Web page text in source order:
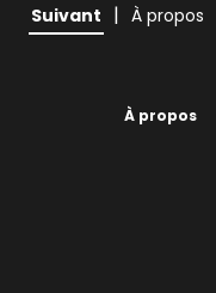
Suivant | À propos
À propos